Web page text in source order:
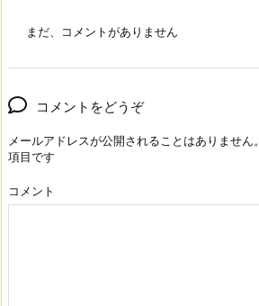
まだ、コメントがありません
コメントをどうぞ
メールアドレスが公開されることはありません。
項目です
コメント